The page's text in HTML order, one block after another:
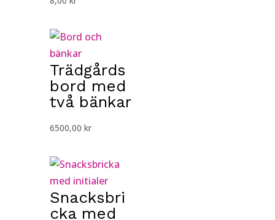
Trädgårds
bord med
två bänkar
6500,00 kr
Snacksbri
cka med